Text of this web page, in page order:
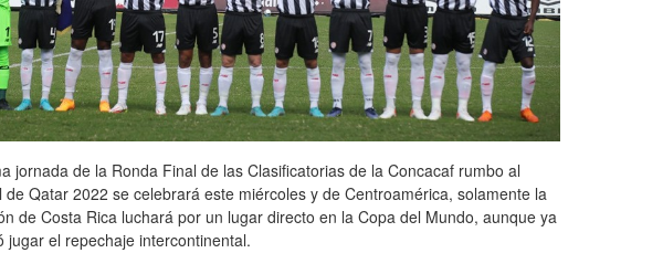
jornada de la Ronda Final de las Clasificatorias de la Concacaf rumbo al
de Qatar 2022 se celebrará este miércoles y de Centroamérica, solamente la
de Costa Rica luchará por un lugar directo en la Copa del Mundo, aunque ya
jugar el repechaje intercontinental.